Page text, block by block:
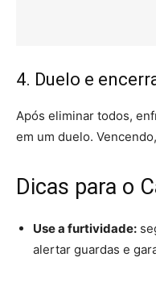
4. Duelo e
Após eliminar todos,
em um duelo.
Dicas para o
Use a furtividade:
alertar guardas e